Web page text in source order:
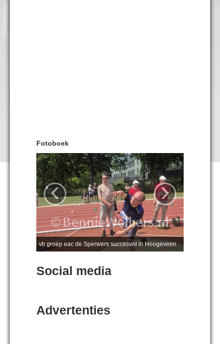
Fotoboek
vb groep eac de Sperwers succesvol in Hoogeveen
‹ ›
Social media
Advertenties